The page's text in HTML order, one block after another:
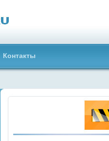
Контакты